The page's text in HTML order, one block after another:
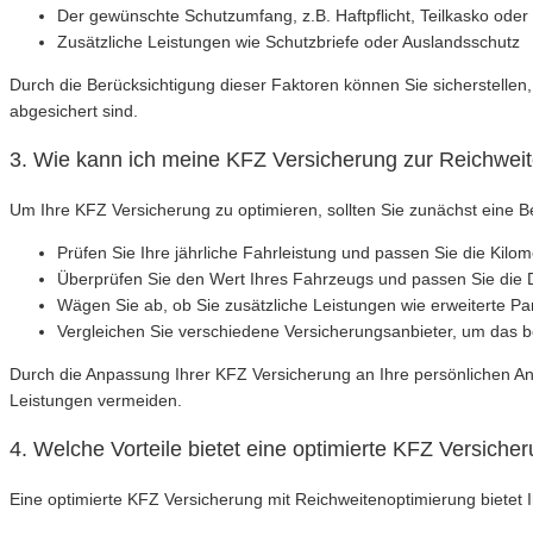
Der gewünschte Schutzumfang, z.B. Haftpflicht, Teilkasko oder
Zusätzliche Leistungen wie Schutzbriefe oder Auslandsschutz
Durch die Berücksichtigung dieser Faktoren können Sie
abgesichert sind.
3. Wie kann ich meine KFZ Versicherung zur
Um Ihre KFZ Versicherung zu optimieren, sollten Sie zunächst eine
Prüfen Sie Ihre jährliche Fahrleistung und passen Sie die
Überprüfen Sie den Wert Ihres Fahrzeugs und passen Sie die
Wägen Sie ab, ob Sie zusätzliche Leistungen wie erweiterte
Vergleichen Sie verschiedene Versicherungsanbieter, um
Durch die Anpassung Ihrer KFZ Versicherung an Ihre persönlichen
Leistungen vermeiden.
4. Welche Vorteile bietet eine optimierte KFZ
Eine optimierte KFZ Versicherung mit Reichweitenoptimierung